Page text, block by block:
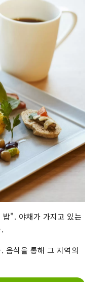
". 야채가 가지고 있는
식을 통해 그 지역의